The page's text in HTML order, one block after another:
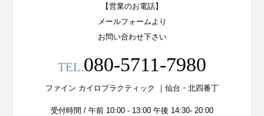
【営業のお電話】
メールフォームより
お問い合わせ下さい
TEL.080-5711-7980
ファイン カイロプラクティック ｜仙台・北四番丁
受付時間 / 午前 10:00 - 13:00 午後 14:30- 20:00